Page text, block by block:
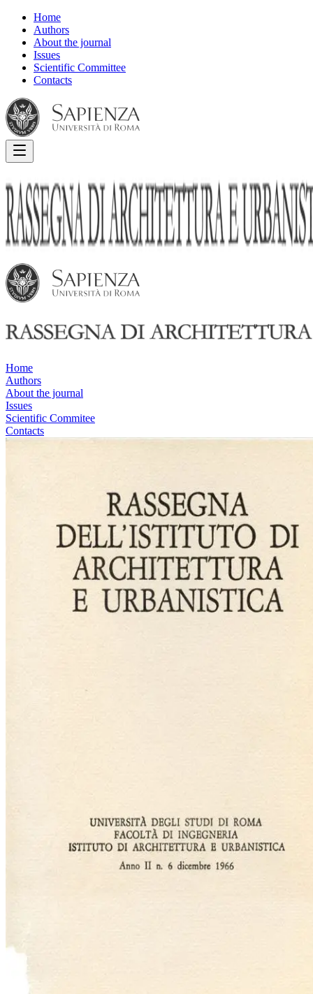
Home
Authors
About the journal
Issues
Scientific Committee
Contacts
Home
Authors
About the journal
Issues
Scientific Commitee
Contacts